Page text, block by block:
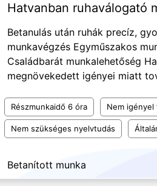
Hatvanban ruhaválogató
Betanulás után ruhák precíz,
munkavégzés Egyműszakos
Családbarát munkalehetőség
megnövekedett igényei miatt
Részmunkaidő 6 óra Nem igényel
Nem szükséges nyelvtudás
Betanított munka